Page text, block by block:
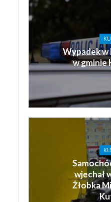
Wypadek w
w gminie
wjechał
Żłobka